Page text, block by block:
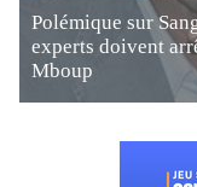
Polémique sur
experts doivent
Mboup